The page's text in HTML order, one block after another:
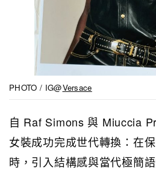
PHOTO / IG@Versace
自 Raf Simons 與 Miuccia
女裝成功完成世代轉換：在
時，引入結構感與當代極簡